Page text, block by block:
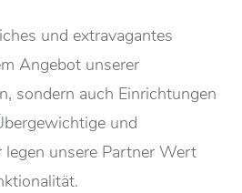
und extravagantes
Angebot unserer
sondern auch Einrichtungen
und
legen unsere Partner Wert